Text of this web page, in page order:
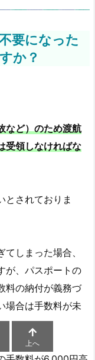
要になった
か？
など）のため渡航
受領しなければな
とされておりま
しまった場合、
が、パスポートの
料の納付が義務づ
場合は手数料が未
上へ